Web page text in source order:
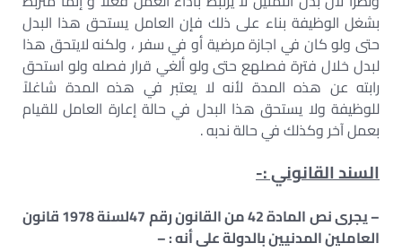
بشغل الوظيفة بناء على ذلك فإن العامل يستحق هذا البدل
حتى ولو كان في اجازة مرضية أو في سفر ، ولكنه لايتحق هذا
لبدل خلال فترة فصلهع حتى ولو ألغي قرار فصله ولو استحق
رابته عن هذه المدة لأنه لا يعتبر في هذه المدة شاغلاً
للوظيفة ولا يستحق هذا البدل في حالة إعارة العامل للقيام
بعمل آخر وكذلك في حالة ندبه .
السند القانوني :-
– يجرى نص المادة 42 من القانون رقم 47لسنة 1978 قانون
العاملين المدنيين بالدولة على أنه : –